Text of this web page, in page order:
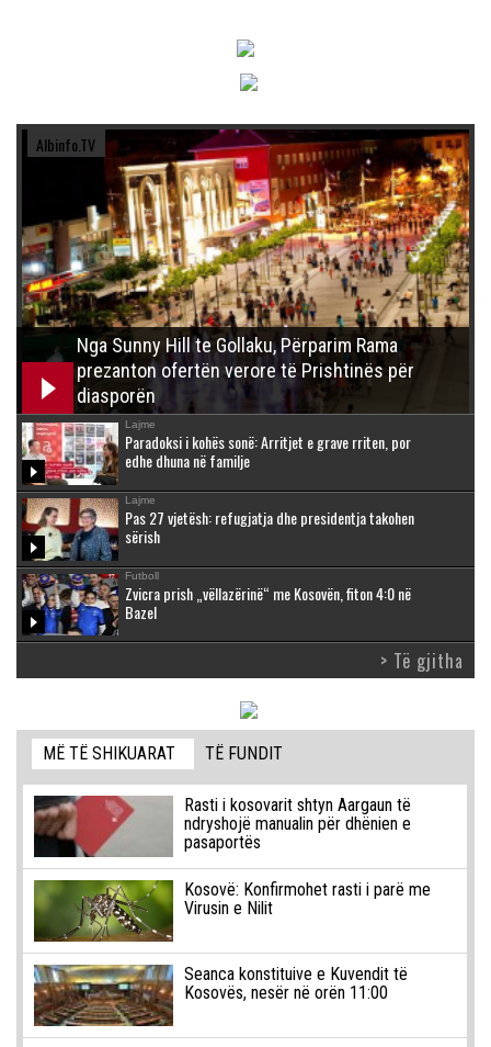
Albinfo.TV
Nga Sunny Hill te Gollaku, Përparim Rama
prezanton ofertën verore të Prishtinës për
diasporën
Lajme
Paradoksi i kohës sonë: Arritjet e grave rriten, por
edhe dhuna në familje
Lajme
Pas 27 vjetësh: refugjatja dhe presidentja takohen
sërish
Futboll
Zvicra prish „vëllazërinë“ me Kosovën, fiton 4:0 në
Bazel
> Të gjitha
MË TË SHIKUARAT TË FUNDIT
Rasti i kosovarit shtyn Aargaun të
ndryshojë manualin për dhënien e
pasaportës
Kosovë: Konfirmohet rasti i parë me
Virusin e Nilit
Seanca konstituive e Kuvendit të
Kosovës, nesër në orën 11:00